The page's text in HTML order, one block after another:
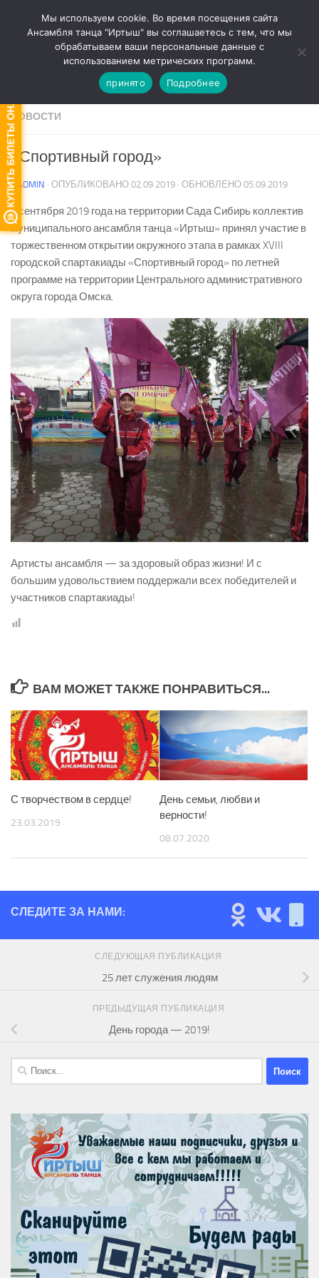
Перейти к содержимому
Версия для слабовидящих
НОВОСТИ
«Спортивный город»
- ADMIN · ОПУБЛИКОВАНО 02.09.2019 · ОБНОВЛЕНО 05.09.2019
1 сентября 2019 года на территории Сада Сибирь коллектив
муниципального ансамбля танца «Иртыш» принял участие в
торжественном открытии окружного этапа в рамках XVIII
городской спартакиады «Спортивный город» по летней
программе на территории Центрального административного
округа города Омска.
Артисты ансамбля — за здоровый образ жизни! И с
большим удовольствием поддержали всех победителей и
участников спартакиады!
ВАМ МОЖЕТ ТАКЖЕ ПОНРАВИТЬСЯ...
С творчеством в сердце!
23.03.2019
День семьи, любви и
верности!
08.07.2020
СЛЕДИТЕ ЗА НАМИ:
СЛЕДУЮЩАЯ ПУБЛИКАЦИЯ
25 лет служения людям
ПРЕДЫДУЩАЯ ПУБЛИКАЦИЯ
День города — 2019!
Найти:
Мы используем cookie. Во время посещения сайта
Ансамбля танца "Иртыш" вы соглашаетесь с тем, что мы
обрабатываем ваши персональные данные с
использованием метрических программ.
принято
Подробнее